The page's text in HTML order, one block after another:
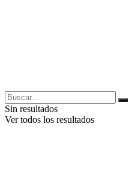
Sin resultados
Ver todos los resultados